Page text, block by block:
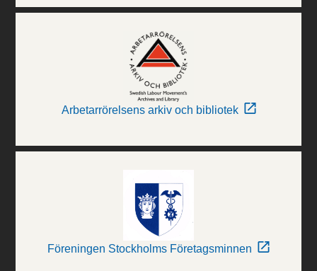
Arbetarrörelsens arkiv och bibliotek
Föreningen Stockholms Företagsminnen